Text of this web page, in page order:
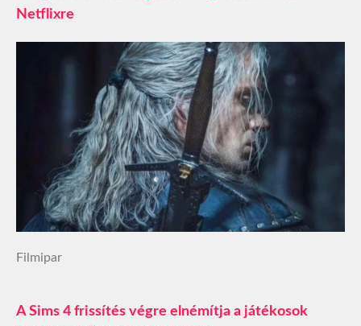
Netflixre
Filmipar
A Sims 4 frissítés végre elnémítja a játékosok